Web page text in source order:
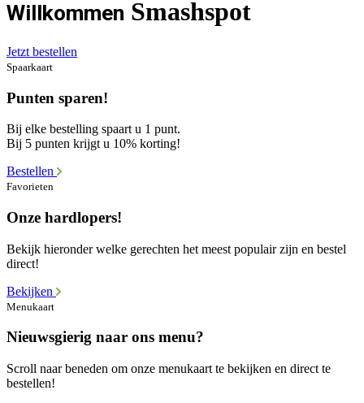
Willkommen Smashspot
Jetzt bestellen
Spaarkaart
Punten sparen!
Bij elke bestelling spaart u 1 punt.
Bij 5 punten krijgt u 10% korting!
Bestellen
Favorieten
Onze hardlopers!
Bekijk hieronder welke gerechten het meest populair zijn en bestel
direct!
Bekijken
Menukaart
Nieuwsgierig naar ons menu?
Scroll naar beneden om onze menukaart te bekijken en direct te
bestellen!